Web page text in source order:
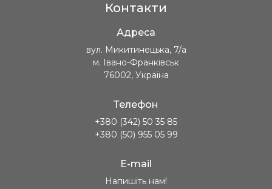
Контакти
Адреса
вул. Микитинецька, 7/а
м. Івано-Франківськ
76002, Україна
Телефон
+380 (342) 50 35 85
+380 (50) 955 05 99
E-mail
Напишіть нам!